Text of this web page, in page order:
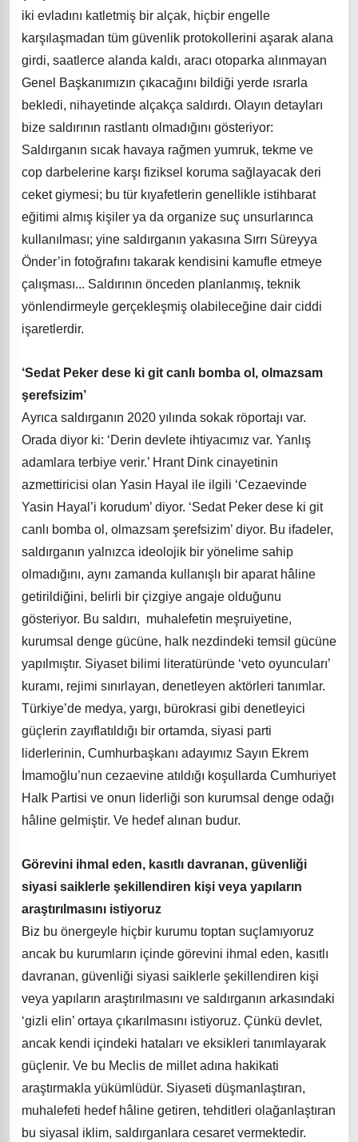
iki evladını katletmiş bir alçak, hiçbir engelle
karşılaşmadan tüm güvenlik protokollerini aşarak alana
girdi, saatlerce alanda kaldı, aracı otoparka alınmayan
Genel Başkanımızın çıkacağını bildiği yerde ısrarla
bekledi, nihayetinde alçakça saldırdı. Olayın detayları
bize saldırının rastlantı olmadığını gösteriyor:
Saldırganın sıcak havaya rağmen yumruk, tekme ve
cop darbelerine karşı fiziksel koruma sağlayacak deri
ceket giymesi; bu tür kıyafetlerin genellikle istihbarat
eğitimi almış kişiler ya da organize suç unsurlarınca
kullanılması; yine saldırganın yakasına Sırrı Süreyya
Önder’in fotoğrafını takarak kendisini kamufle etmeye
çalışması... Saldırının önceden planlanmış, teknik
yönlendirmeyle gerçekleşmiş olabileceğine dair ciddi
işaretlerdir.
‘Sedat Peker dese ki git canlı bomba ol, olmazsam
şerefsizim’
Ayrıca saldırganın 2020 yılında sokak röportajı var.
Orada diyor ki: ‘Derin devlete ihtiyacımız var. Yanlış
adamlara terbiye verir.’ Hrant Dink cinayetinin
azmettiricisi olan Yasin Hayal ile ilgili ‘Cezaevinde
Yasin Hayal’i korudum’ diyor. ‘Sedat Peker dese ki git
canlı bomba ol, olmazsam şerefsizim’ diyor. Bu ifadeler,
saldırganın yalnızca ideolojik bir yönelime sahip
olmadığını, aynı zamanda kullanışlı bir aparat hâline
getirildiğini, belirli bir çizgiye angaje olduğunu
gösteriyor. Bu saldırı, muhalefetin meşruiyetine,
kurumsal denge gücüne, halk nezdindeki temsil gücüne
yapılmıştır. Siyaset bilimi literatüründe ‘veto oyuncuları’
kuramı, rejimi sınırlayan, denetleyen aktörleri tanımlar.
Türkiye’de medya, yargı, bürokrasi gibi denetleyici
güçlerin zayıflatıldığı bir ortamda, siyasi parti
liderlerinin, Cumhurbaşkanı adayımız Sayın Ekrem
İmamoğlu’nun cezaevine atıldığı koşullarda Cumhuriyet
Halk Partisi ve onun liderliği son kurumsal denge odağı
hâline gelmiştir. Ve hedef alınan budur.
Görevini ihmal eden, kasıtlı davranan, güvenliği
siyasi saiklerle şekillendiren kişi veya yapıların
araştırılmasını istiyoruz
Biz bu önergeyle hiçbir kurumu toptan suçlamıyoruz
ancak bu kurumların içinde görevini ihmal eden, kasıtlı
davranan, güvenliği siyasi saiklerle şekillendiren kişi
veya yapıların araştırılmasını ve saldırganın arkasındaki
‘gizli elin’ ortaya çıkarılmasını istiyoruz. Çünkü devlet,
ancak kendi içindeki hataları ve eksikleri tanımlayarak
güçlenir. Ve bu Meclis de millet adına hakikati
araştırmakla yükümlüdür. Siyaseti düşmanlaştıran,
muhalefeti hedef hâline getiren, tehditleri olağanlaştıran
bu siyasal iklim, saldırganlara cesaret vermektedir.